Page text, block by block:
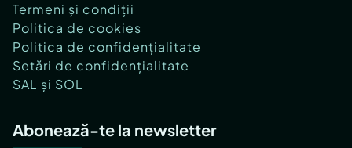
Termeni și condiții
Politica de cookies
Politica de confidențialitate
Setări de confidențialitate
SAL și SOL
Abonează-te la newsletter